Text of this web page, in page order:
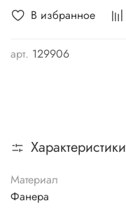
В избранное
арт. 129906
Характеристики
Материал
Фанера